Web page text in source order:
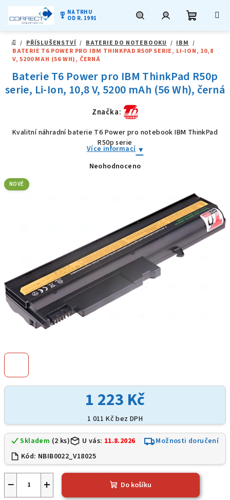
obsah
military_tech NA TRHU
OD R. 1991
DOMŮ
/ PŘÍSLUŠENSTVÍ / BATERIE DO NOTEBOOKU / IBM /
BATERIE T6 POWER PRO IBM THINKPAD R50P SERIE, LI-ION, 10,8
V, 5200 MAH (56 WH), ČERNÁ
1 223 Kč
1 011 Kč bez DPH
Skladem (2 ks) U vás: 11.8.2026
Možnosti doručení
Kód: NBIB0022_V18025
+
− Do košíku
Baterie T6 Power pro IBM ThinkPad R50p
serie, Li-Ion, 10,8 V, 5200 mAh (56 Wh), černá
Značka:
Kvalitní náhradní baterie T6 Power pro notebook IBM ThinkPad
R50p serie
Více informací
Průměrné
Neohodnoceno
NOVÉ